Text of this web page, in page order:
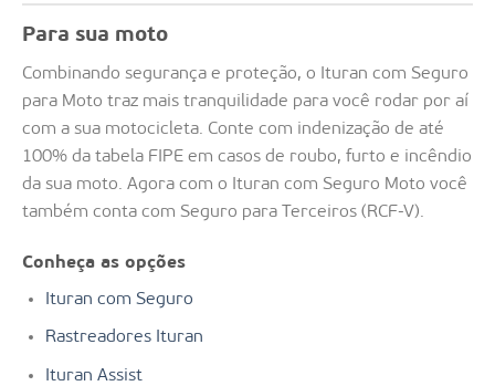
Para sua moto
Combinando segurança e proteção, o Ituran com Seguro
para Moto traz mais tranquilidade para você rodar por aí
com a sua motocicleta. Conte com indenização de até
100% da tabela FIPE em casos de roubo, furto e incêndio
da sua moto. Agora com o Ituran com Seguro Moto você
também conta com Seguro para Terceiros (RCF-V).
Conheça as opções
Ituran com Seguro
Rastreadores Ituran
Ituran Assist